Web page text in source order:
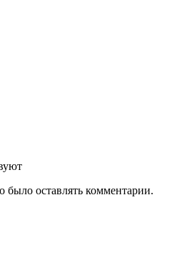
было оставлять комментарии.